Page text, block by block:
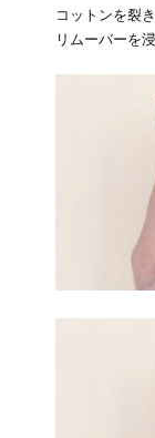
コットンを裂
リムーバーを